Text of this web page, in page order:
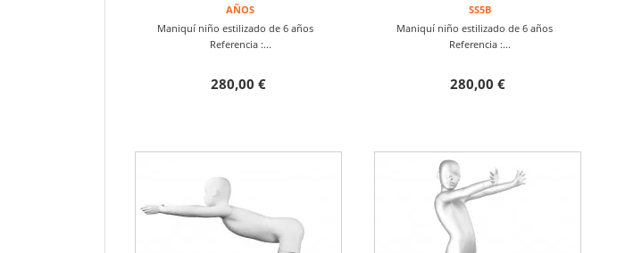
AÑOS
Maniquí niño estilizado de 6 años
Referencia :...
280,00 €
SS5B
Maniquí niño estilizado de 6 años
Referencia :...
280,00 €